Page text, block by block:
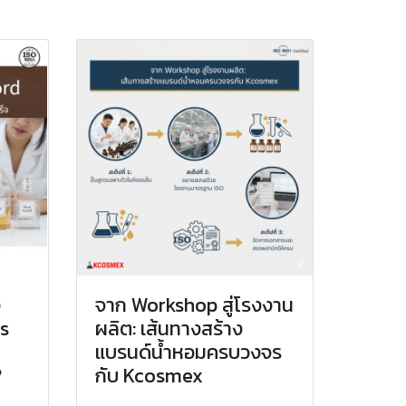
จาก Workshop สู่โรงงาน
ผลิต: เส้นทางสร้าง
แบรนด์น้ำหอมครบวงจร
กับ Kcosmex